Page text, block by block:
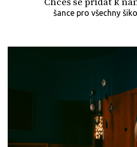
Chceš se přidat k
šance pro všechny